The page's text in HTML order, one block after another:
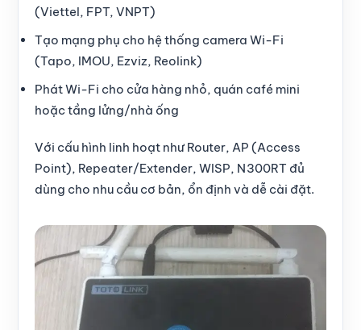
(Viettel, FPT, VNPT)
Tạo mạng phụ cho hệ thống camera Wi-Fi
(Tapo, IMOU, Ezviz, Reolink)
Phát Wi-Fi cho cửa hàng nhỏ, quán café mini
hoặc tầng lửng/nhà ống
Với cấu hình linh hoạt như Router, AP (Access
Point), Repeater/Extender, WISP, N300RT đủ
dùng cho nhu cầu cơ bản, ổn định và dễ cài đặt.